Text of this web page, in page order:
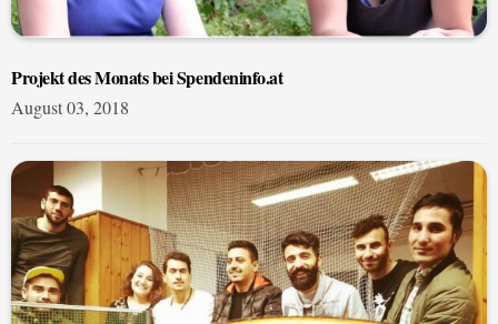
Projekt des Monats bei Spendeninfo.at
August 03, 2018